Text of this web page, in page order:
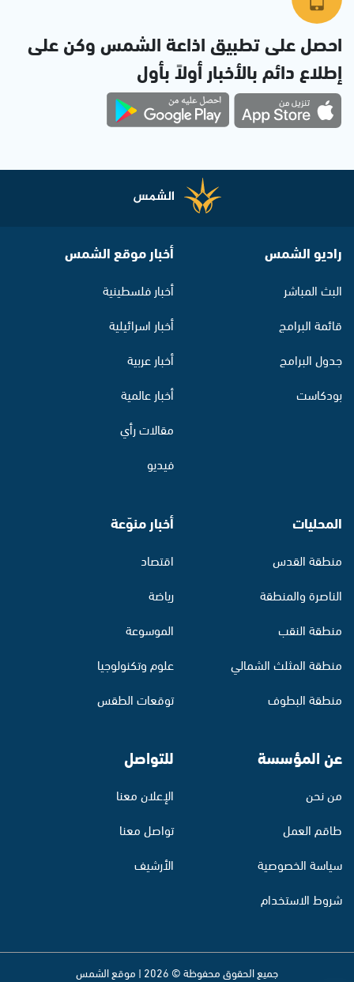
احصل على تطبيق اذاعة الشمس وكن على
إطلاع دائم بالأخبار أولاً بأول
راديو الشمس
البث المباشر
قائمة البرامج
جدول البرامج
بودكاست
أخبار موقع الشمس
أخبار فلسطينية
أخبار اسرائيلية
أخبار عربية
أخبار عالمية
مقالات رأي
فيديو
المحليات
منطقة القدس
الناصرة والمنطقة
منطقة النقب
منطقة المثلث الشمالي
منطقة البطوف
أخبار منوّعة
اقتصاد
رياضة
الموسوعة
علوم وتكنولوجيا
توقعات الطقس
عن المؤسسة
من نحن
طاقم العمل
سياسة الخصوصية
شروط الاستخدام
للتواصل
الإعلان معنا
تواصل معنا
الأرشيف
جميع الحقوق محفوظة © 2026 | موقع الشمس